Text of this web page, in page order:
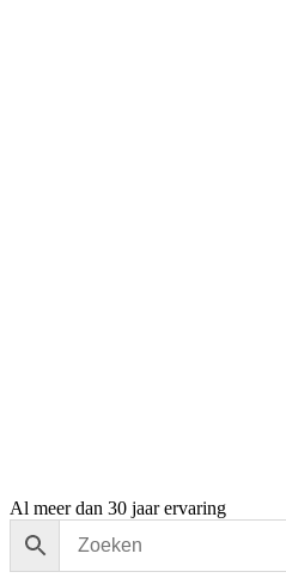
Al meer dan 30 jaar ervaring